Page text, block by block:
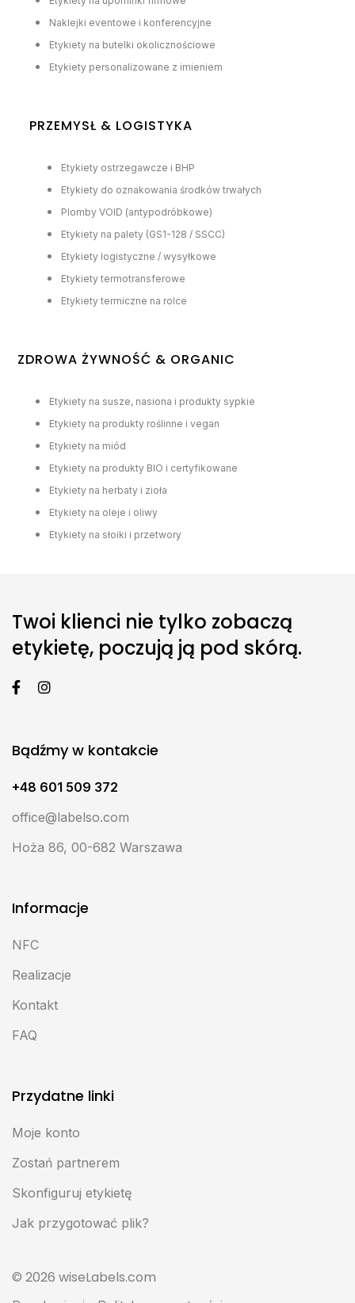
Naklejki eventowe i konferencyjne
Etykiety na butelki okolicznościowe
Etykiety personalizowane z imieniem
PRZEMYSŁ & LOGISTYKA
Etykiety ostrzegawcze i BHP
Etykiety do oznakowania środków trwałych
Plomby VOID (antypodróbkowe)
Etykiety na palety (GS1-128 / SSCC)
Etykiety logistyczne / wysyłkowe
Etykiety termotransferowe
Etykiety termiczne na rolce
ZDROWA ŻYWNOŚĆ & ORGANIC
Etykiety na susze, nasiona i produkty sypkie
Etykiety na produkty roślinne i vegan
Etykiety na miód
Etykiety na produkty BIO i certyfikowane
Etykiety na herbaty i zioła
Etykiety na oleje i oliwy
Etykiety na słoiki i przetwory
Twoi klienci nie tylko zobaczą
etykietę, poczują ją pod skórą.
Bądźmy w kontakcie
+48 601 509 372
office@labelso.com
Hoża 86, 00-682 Warszawa
Informacje
NFC
Realizacje
Kontakt
FAQ
Przydatne linki
Moje konto
Zostań partnerem
Skonfiguruj etykietę
Jak przygotować plik?
© 2026 wiseLabels.com